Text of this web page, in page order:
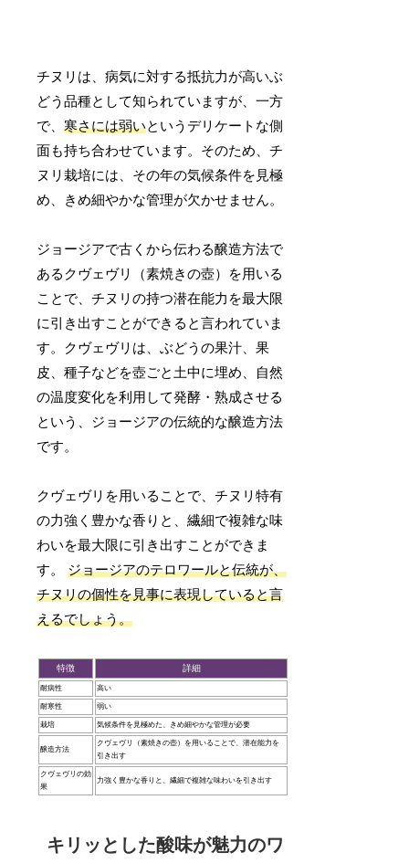
チヌリは、病気に対する抵抗力が高いぶ
どう品種として知られていますが、一方
で、寒さには弱いというデリケートな側
面も持ち合わせています。そのため、チ
ヌリ栽培には、その年の気候条件を見極
め、きめ細やかな管理が欠かせません。
ジョージアで古くから伝わる醸造方法で
あるクヴェヴリ（素焼きの壺）を用いる
ことで、チヌリの持つ潜在能力を最大限
に引き出すことができると言われていま
す。クヴェヴリは、ぶどうの果汁、果
皮、種子などを壺ごと土中に埋め、自然
の温度変化を利用して発酵・熟成させる
という、ジョージアの伝統的な醸造方法
です。
クヴェヴリを用いることで、チヌリ特有
の力強く豊かな香りと、繊細で複雑な味
わいを最大限に引き出すことができま
す。ジョージアのテロワールと伝統が、
チヌリの個性を見事に表現していると言
えるでしょう。
特徴 詳細
耐病性 高い
耐寒性 弱い
栽培 気候条件を見極めた、きめ細やかな管理が必要
醸造方法
クヴェヴリ（素焼きの壺）を用いることで、潜在能力を
引き出す
クヴェヴリの効
果
力強く豊かな香りと、繊細で複雑な味わいを引き出す
キリッとした酸味が魅力のワ